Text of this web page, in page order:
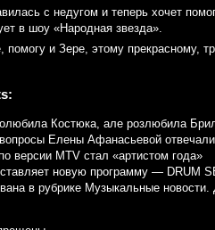
с недугом и теперь хочет
в шоу «Народная звезда».
помогу и Зере, этому прекрасному,
Костюка, але розлюбила
Елены Афанасьевой
версии MTV стал «артистом года»
новую программу — DRUM
в рубрике Музыкальные новости.